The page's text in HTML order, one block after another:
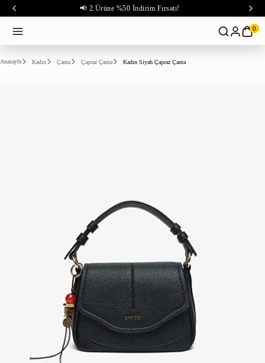
📢 2.Ürüne %50 İndirim Fırsatı!
0
Anasayfa Kadın Çanta Çapraz Çanta Kadın Siyah Çapraz Çanta